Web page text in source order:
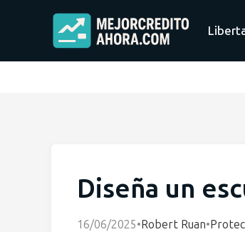
Diseña un
16/06/2025•Robert Ruan•